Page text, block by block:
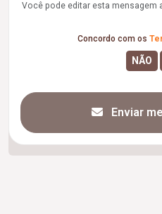
Você pode editar esta mensagem
Concordo com os
Enviar